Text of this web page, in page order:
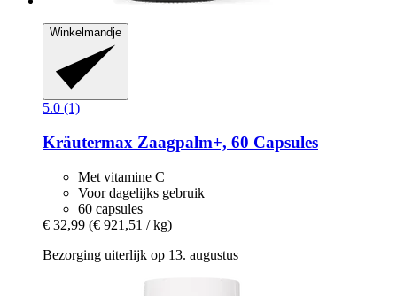
Winkelmandje
5.0 (1)
Kräutermax Zaagpalm+, 60 Capsules
Met vitamine C
Voor dagelijks gebruik
60 capsules
€ 32,99 (€ 921,51 / kg)
Bezorging uiterlijk op 13. augustus